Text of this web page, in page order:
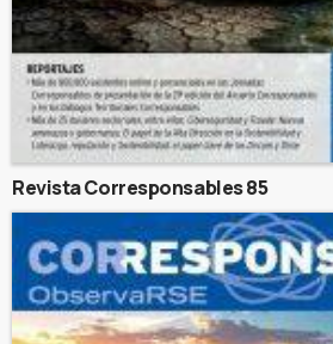
Revista Corresponsables 85